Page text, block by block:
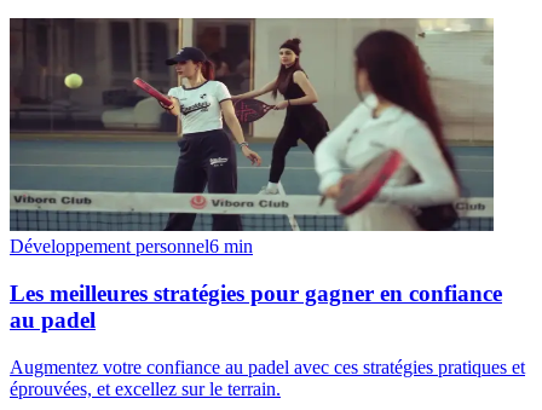
Développement personnel6 min
Les meilleures stratégies pour gagner en confiance
au padel
Augmentez votre confiance au padel avec ces stratégies pratiques et
éprouvées, et excellez sur le terrain.